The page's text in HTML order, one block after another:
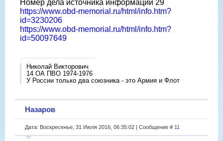
Номер дела источника информации 29
https://www.obd-memorial.ru/html/info.htm?
id=3230206
https://www.obd-memorial.ru/html/info.htm?
id=50097649
Николай Викторович
14 ОА ПВО 1974-1976
У России только два союзника - это Армия и Флот
Назаров
Дата: Воскресенье, 31 Июля 2016, 06:35:02 | Сообщение # 11